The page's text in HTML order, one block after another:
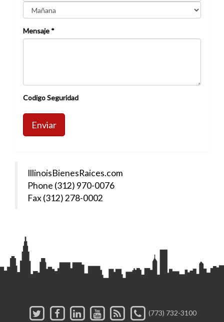
Mensaje *
Codigo Seguridad
Enviar
IllinoisBienesRaices.com
Phone (312) 970-0076
Fax (312) 278-0002
(773) 732-3100